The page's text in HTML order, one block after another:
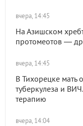
вчера, 14:45
На Азишском
протомеотов —
вчера, 14:45
В Тихорецке мать
туберкулеза и
терапию
вчера, 14:04